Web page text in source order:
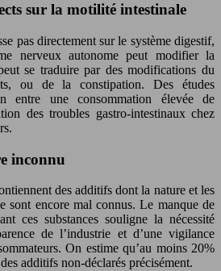
sur la motilité intestinale
pas directement sur le système digestif,
nerveux autonome peut modifier la
se traduire par des modifications du
ou de la constipation. Des études
entre une consommation élevée de
des troubles gastro-intestinaux chez
inconnu
des additifs dont la nature et les
sont encore mal connus. Le manque de
ces substances souligne la nécessité
de l’industrie et d’une vigilance
On estime qu’au moins 20%
additifs non-déclarés précisément.